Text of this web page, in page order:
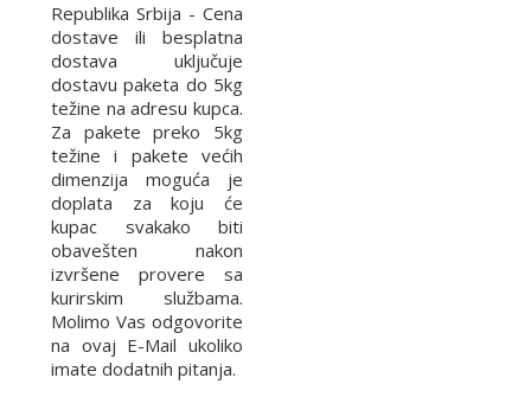
Republika Srbija - Cena
dostave ili besplatna
dostava uključuje
dostavu paketa do 5kg
težine na adresu kupca.
Za pakete preko 5kg
težine i pakete većih
dimenzija moguća je
doplata za koju će
kupac svakako biti
obavešten nakon
izvršene provere sa
kurirskim službama.
Molimo Vas odgovorite
na ovaj E-Mail ukoliko
imate dodatnih pitanja.